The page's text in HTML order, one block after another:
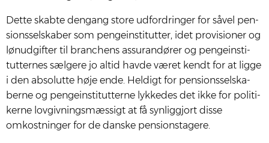
Det­te skab­te den­gang sto­re udfor­drin­ger for såvel pen­
sions­sel­ska­ber som pen­ge­in­sti­tut­ter, idet pro­vi­sio­ner og
lønud­gif­ter til bran­chens assu­ran­dø­rer og pen­ge­in­sti­
tut­ter­nes sæl­ge­re jo altid hav­de været kendt for at lig­ge
i den abso­lut­te høje ende. Hel­digt for pen­sions­sel­ska­
ber­ne og pen­ge­in­sti­tut­ter­ne lyk­ke­des det ikke for poli­ti­
ker­ne lov­giv­nings­mæs­sigt at få syn­lig­gjort dis­se
omkost­nin­ger for de dan­ske pen­sions­ta­ge­re.